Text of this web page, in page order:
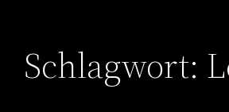
Schlagwort: